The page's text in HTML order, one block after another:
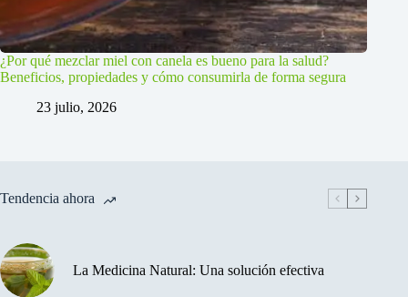
¿Por qué mezclar miel con canela es bueno para la salud?
Beneficios, propiedades y cómo consumirla de forma segura
23 julio, 2026
Tendencia ahora
La Medicina Natural: Una solución efectiva